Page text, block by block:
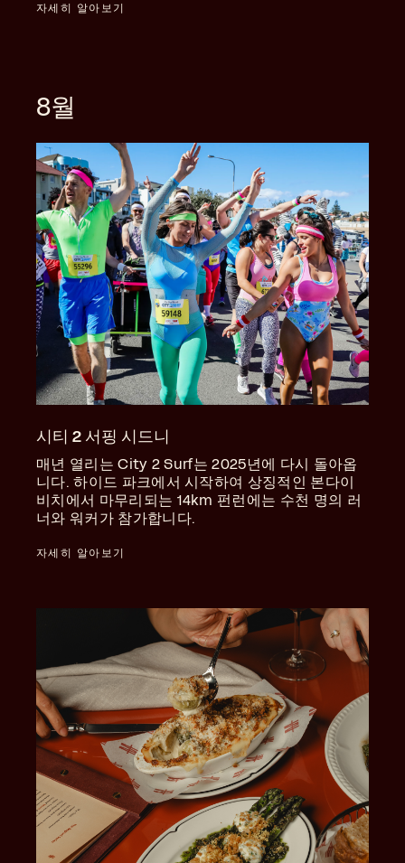
자세히 알아보기
8월
시티 2 서핑 시드니
매년 열리는 City 2 Surf는 2025년에 다시 돌아옵
니다. 하이드 파크에서 시작하여 상징적인 본다이
비치에서 마무리되는 14km 펀런에는 수천 명의 러
너와 워커가 참가합니다.
자세히 알아보기